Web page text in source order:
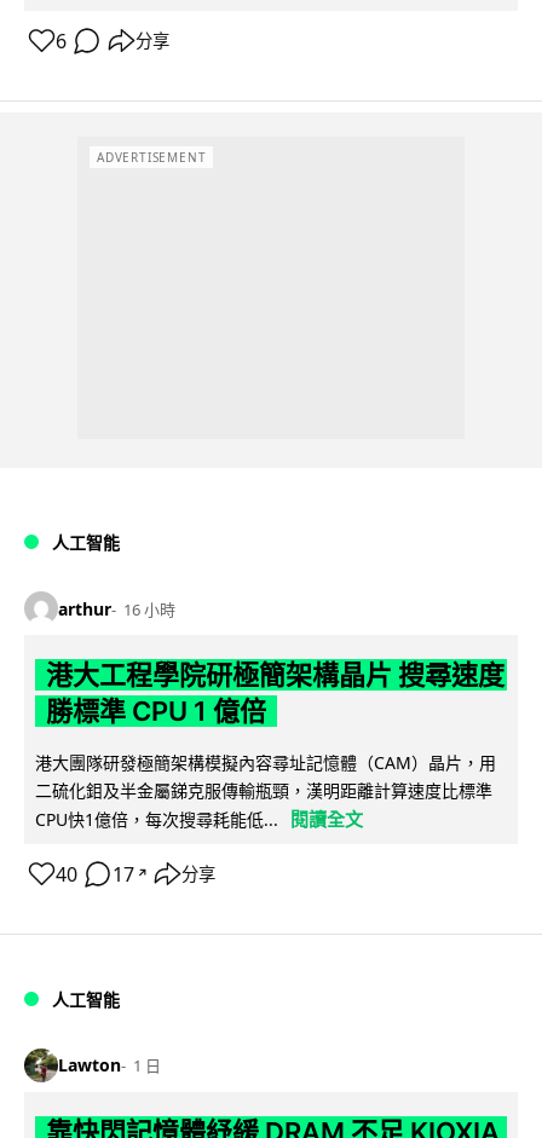
6 分享
ADVERTISEMENT
人工智能
arthur 16 小時
港大工程學院研極簡架構晶片 搜尋速度
勝標準 CPU 1 億倍
港大團隊研發極簡架構模擬內容尋址記憶體（CAM）晶片，用
二硫化鉬及半金屬銻克服傳輸瓶頸，漢明距離計算速度比標準
CPU快1億倍，每次搜尋耗能低...
閱讀全文
40 17 ↗ 分享
人工智能
Lawton 1 日
靠快閃記憶體紓緩 DRAM 不足 KIOXIA